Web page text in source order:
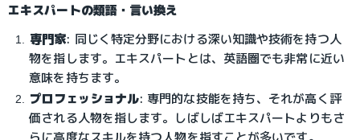
エキスパートの類語・言い換え
専門家: 同じく特定分野における深い知識や技術を持つ人
物を指します。エキスパートとは、英語圏でも非常に近い
意味を持ちます。
プロフェッショナル: 専門的な技能を持ち、それが高く評
価される人物を指します。しばしばエキスパートよりもさ